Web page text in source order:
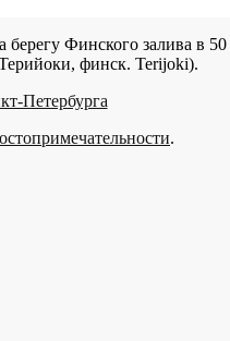
Финского залива в
финск. Terijoki).
.